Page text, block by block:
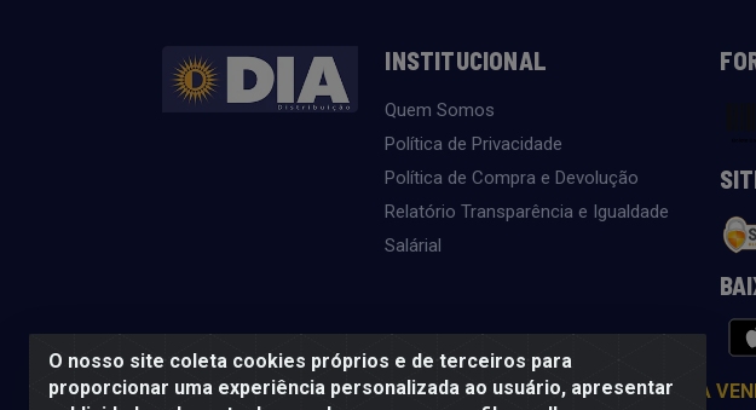
O nosso site coleta cookies próprios e de terceiros para
proporcionar uma experiência personalizada ao usuário, apresentar
INSTITUCIONAL
Quem Somos
Política de Privacidade
Política de Compra e Devolução
Relatório Transparência e Igualdade
Salárial
SE BEBER, NÃO DIRIJA. APRECIE COM MODERAÇÃO. A